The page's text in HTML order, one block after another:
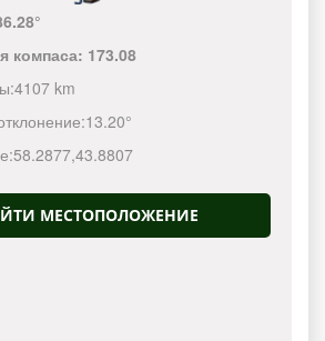
компаса: 173.08
4107 km
13.20°
58.2877,43.8807
МЕСТОПОЛОЖЕНИЕ